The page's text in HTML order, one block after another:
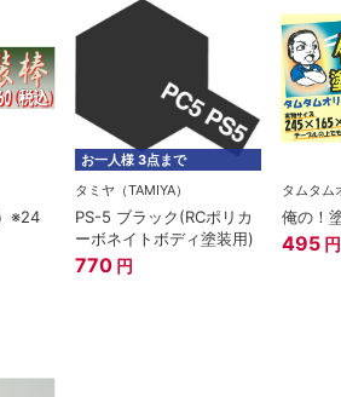
※24
お一人様 3点まで
タミヤ（TAMIYA）
PS-5 ブラック(RCポリカ
ーボネイトボディ塗装用)
770 円
タムタム
俺の！
495 円